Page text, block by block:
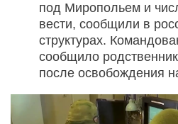
под Миропольем и
вести, сообщили в
структурах.
сообщило
после освобождения